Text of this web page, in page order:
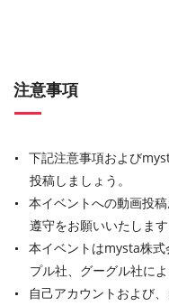
注意事項
下記注意事項および
投稿しましょう。
本イベントへの動画投
遵守をお願いいたします
本イベントはmysta株
プル社、グーグル社に
自己アカウントおよび